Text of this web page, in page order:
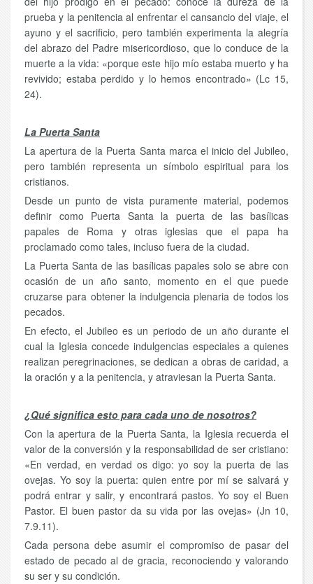
prueba y la penitencia al enfrentar el cansancio del viaje, el
ayuno y el sacrificio, pero también experimenta la alegría
del abrazo del Padre misericordioso, que lo conduce de la
muerte a la vida: «porque este hijo mío estaba muerto y ha
revivido; estaba perdido y lo hemos encontrado» (Lc 15,
24).
La Puerta Santa
La apertura de la Puerta Santa marca el inicio del Jubileo,
pero también representa un símbolo espiritual para los
cristianos.
Desde un punto de vista puramente material, podemos
definir como Puerta Santa la puerta de las basílicas
papales de Roma y otras iglesias que el papa ha
proclamado como tales, incluso fuera de la ciudad.
La Puerta Santa de las basílicas papales solo se abre con
ocasión de un año santo, momento en el que puede
cruzarse para obtener la indulgencia plenaria de todos los
pecados.
En efecto, el Jubileo es un periodo de un año durante el
cual la Iglesia concede indulgencias especiales a quienes
realizan peregrinaciones, se dedican a obras de caridad, a
la oración y a la penitencia, y atraviesan la Puerta Santa.
¿Qué significa esto para cada uno de nosotros?
Con la apertura de la Puerta Santa, la Iglesia recuerda el
valor de la conversión y la responsabilidad de ser cristiano:
«En verdad, en verdad os digo: yo soy la puerta de las
ovejas. Yo soy la puerta: quien entre por mí se salvará y
podrá entrar y salir, y encontrará pastos. Yo soy el Buen
Pastor. El buen pastor da su vida por las ovejas» (Jn 10,
7.9.11).
Cada persona debe asumir el compromiso de pasar del
estado de pecado al de gracia, reconociendo y valorando
su ser y su condición.